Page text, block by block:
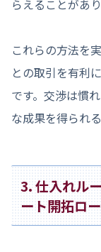
らえることがあり
これらの方法を
との取引を有利に
です。交渉は慣
な成果を得られ
3. 仕入れル
ート開拓ロ